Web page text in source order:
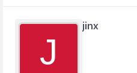
J
jinx